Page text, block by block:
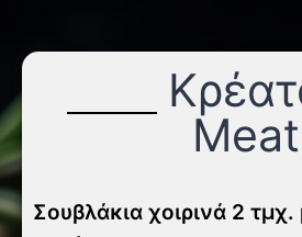
Meat
Σουβλάκια χοιρινά 2 τμχ.